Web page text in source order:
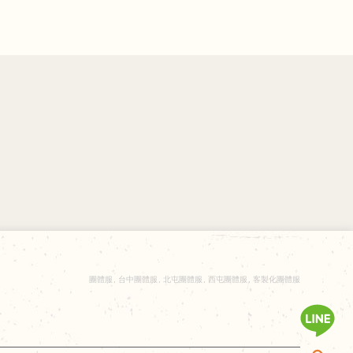
團體服 台中團體服 北屯團體服 西屯團體服 客製化團體服